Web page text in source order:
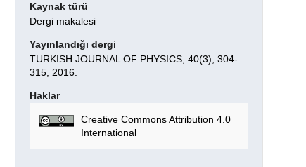
Kaynak türü
Dergi makalesi
Yayınlandığı dergi
TURKISH JOURNAL OF PHYSICS, 40(3), 304-
315, 2016.
Haklar
Creative Commons Attribution 4.0
International